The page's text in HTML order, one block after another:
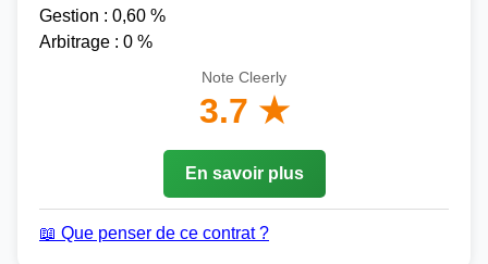
Gestion : 0,60 %
Arbitrage : 0 %
Note Cleerly
3.7 ★
En savoir plus
📖 Que penser de ce contrat ?